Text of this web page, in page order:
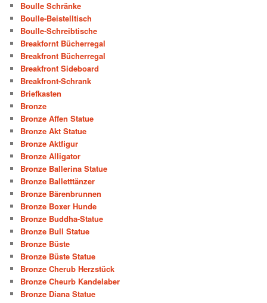
Boulle Schränke
Boulle-Beistelltisch
Boulle-Schreibtische
Breakfornt Bücherregal
Breakfront Bücherregal
Breakfront Sideboard
Breakfront-Schrank
Briefkasten
Bronze
Bronze Affen Statue
Bronze Akt Statue
Bronze Aktfigur
Bronze Alligator
Bronze Ballerina Statue
Bronze Balletttänzer
Bronze Bärenbrunnen
Bronze Boxer Hunde
Bronze Buddha-Statue
Bronze Bull Statue
Bronze Büste
Bronze Büste Statue
Bronze Cherub Herzstück
Bronze Cheurb Kandelaber
Bronze Diana Statue